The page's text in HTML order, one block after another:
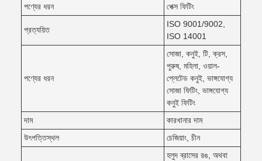
পণ্যের ধরন পেক্স ফিটিং
প্রত্যয়িত
ISO 9001/9002,
ISO 14001
পণ্যের ধরন
সোজা, কনুই, টি, ক্রস,
পুরুষ, মহিলা, ওয়াল-
প্লেটেড কনুই, ভাঙ্গযোগ্য
সোজা ফিটিং, ভাঙ্গযোগ্য
কনুই ফিটিং
দাম
কারখানার দাম
উৎপত্তিস্থল
চেজিয়াং, চীন
হলুদ ব্রাসের রঙ, অথবা